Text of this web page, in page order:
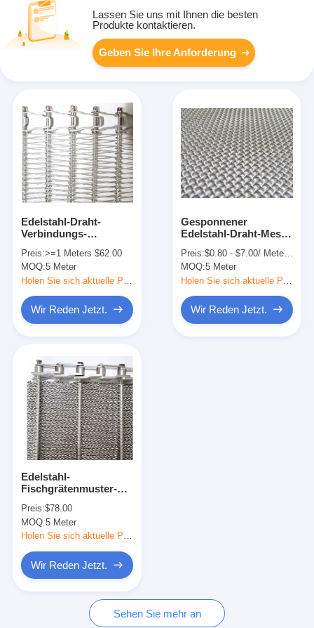
Lassen Sie uns mit Ihnen die besten
Produkte kontaktieren.
Geben Sie Ihre Anforderung
Edelstahl-Draht-
Verbindungs-
Förderband für Sushi
Preis:>=1 Meters $62.00
MOQ:5 Meter
Wir Reden Jetzt.
Gesponnener
Edelstahl-Draht-Mesh
Filter
Preis:$0.80 - $7.00/ Meter|30 Meter/Meters(Min. Order)
MOQ:5 Meter
Wir Reden Jetzt.
Edelstahl-
Fischgrätenmuster-
niederländischer
Webart-Maschendraht
Preis:$78.00
MOQ:5 Meter
Holen Sie sich aktuelle Preis
Wir Reden Jetzt.
Sehen Sie mehr an